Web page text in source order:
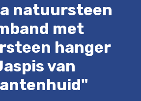
natuursteen
met
hanger
van